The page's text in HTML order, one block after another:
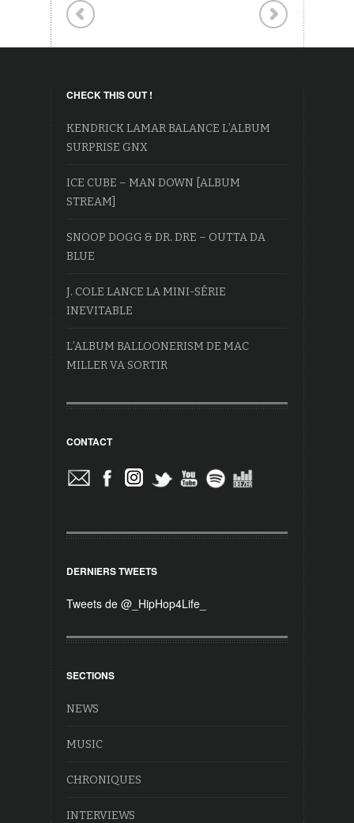
CHECK THIS OUT !
KENDRICK LAMAR BALANCE L’ALBUM
SURPRISE GNX
ICE CUBE – MAN DOWN [ALBUM
STREAM]
SNOOP DOGG & DR. DRE – OUTTA DA
BLUE
J. COLE LANCE LA MINI-SÉRIE
INEVITABLE
L’ALBUM BALLOONERISM DE MAC
MILLER VA SORTIR
CONTACT
DERNIERS TWEETS
Tweets de @_HipHop4Life_
SECTIONS
NEWS
MUSIC
CHRONIQUES
INTERVIEWS